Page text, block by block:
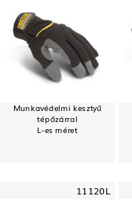
Munkavédelmi kesztyű
tépőzárral
L-es méret
11120L